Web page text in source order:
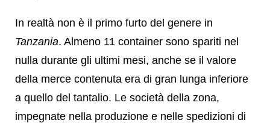
In realtà non è il primo furto del genere in
Tanzania. Almeno 11 container sono spariti nel
nulla durante gli ultimi mesi, anche se il valore
della merce contenuta era di gran lunga inferiore
a quello del tantalio. Le società della zona,
impegnate nella produzione e nelle spedizioni di